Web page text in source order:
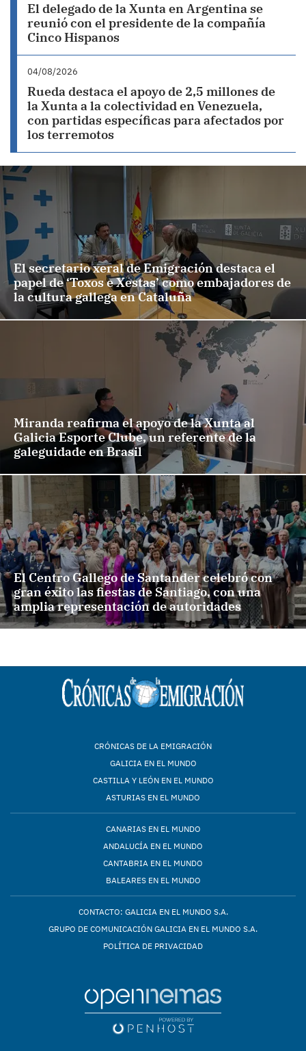
El delegado de la Xunta en Argentina se
reunió con el presidente de la compañía
Cinco Hispanos
04/08/2026
Rueda destaca el apoyo de 2,5 millones de
la Xunta a la colectividad en Venezuela,
con partidas específicas para afectados por
los terremotos
El secretario xeral de Emigración destaca el
papel de ‘Toxos e Xestas’ como embajadores de
la cultura gallega en Cataluña
Miranda reafirma el apoyo de la Xunta al
Galicia Esporte Clube, un referente de la
galeguidade en Brasil
El Centro Gallego de Santander celebró con
gran éxito las fiestas de Santiago, con una
amplia representación de autoridades
CRÓNICAS DE LA EMIGRACIÓN
GALICIA EN EL MUNDO
CASTILLA Y LEÓN EN EL MUNDO
ASTURIAS EN EL MUNDO
CANARIAS EN EL MUNDO
ANDALUCÍA EN EL MUNDO
CANTABRIA EN EL MUNDO
BALEARES EN EL MUNDO
CONTACTO: GALICIA EN EL MUNDO S.A.
GRUPO DE COMUNICACIÓN GALICIA EN EL MUNDO S.A.
POLÍTICA DE PRIVACIDAD